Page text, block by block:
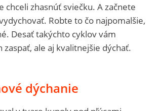
chceli zhasnúť sviečku. A začnete
Robte to čo najpomalšie,
Desať takýchto cyklov vám
zaspať, ale aj kvalitnejšie dýchať.
dýchanie